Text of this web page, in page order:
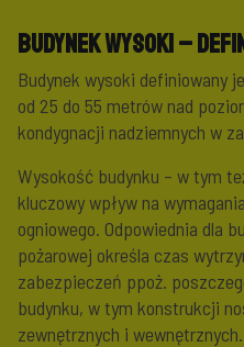
Budynek wysoki –
Budynek wysoki definiowany
od 25 do 55 metrów nad
kondygnacji nadziemnych w
Wysokość budynku – w tym
kluczowy wpływ na
ogniowego. Odpowiednia dla
pożarowej określa czas
zabezpieczeń ppoż.
budynku, w tym konstrukcji
zewnętrznych i wewnętrznych.